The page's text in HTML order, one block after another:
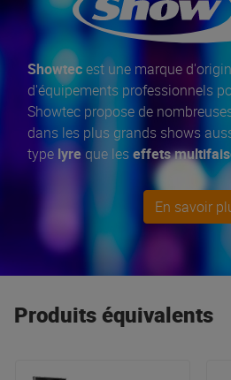
Showtecest une marque
d'équipements professionnels
Showtec propose de
dans les plus grands shows
type lyreque les effets
trouverez chez Showtec tous les
indispensables à vos
En savoir
Produits équivalents